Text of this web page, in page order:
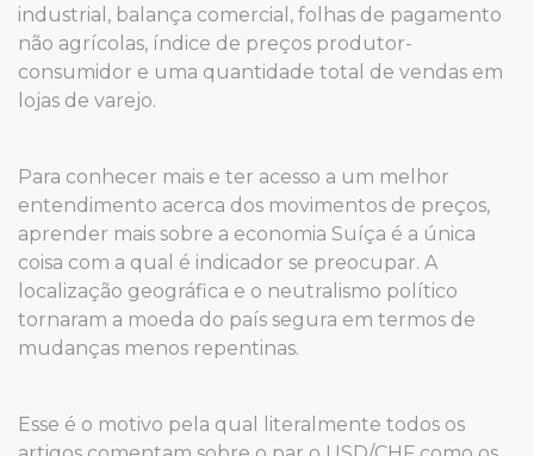
industrial, balança comercial, folhas de pagamento
não agrícolas, índice de preços produtor-
consumidor e uma quantidade total de vendas em
lojas de varejo.
Para conhecer mais e ter acesso a um melhor
entendimento acerca dos movimentos de preços,
aprender mais sobre a economia Suíça é a única
coisa com a qual é indicador se preocupar. A
localização geográfica e o neutralismo político
tornaram a moeda do país segura em termos de
mudanças menos repentinas.
Esse é o motivo pela qual literalmente todos os